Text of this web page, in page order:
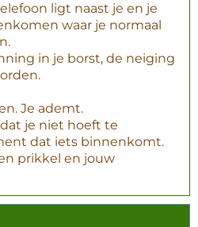
ligt naast je en je
waar je normaal
in je borst, de neiging
Je ademt.
je niet hoeft te
dat iets binnenkomt.
prikkel en jouw